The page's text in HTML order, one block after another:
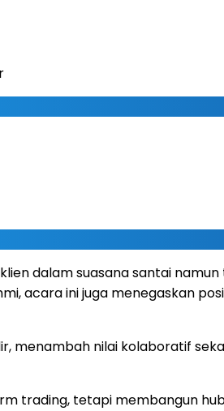
dalam suasana santai
acara ini juga menegaskan
menambah nilai kolaboratif
trading, tetapi membangun